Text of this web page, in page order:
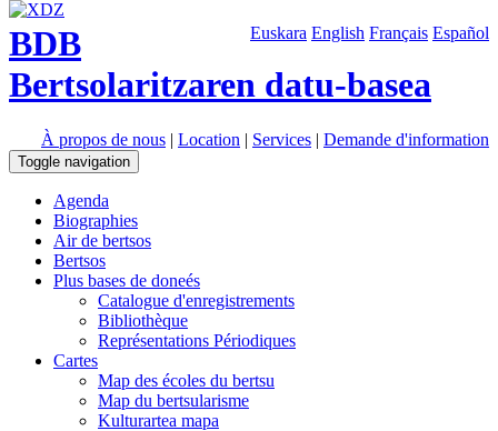
Euskara English Français Español
BDB
Bertsolaritzaren datu-basea
À propos de nous | Location | Services | Demande d'information
Toggle navigation
Agenda
Biographies
Air de bertsos
Bertsos
Plus bases de doneés
Catalogue d'enregistrements
Bibliothèque
Représentations Périodiques
Cartes
Map des écoles du bertsu
Map du bertsularisme
Kulturartea mapa